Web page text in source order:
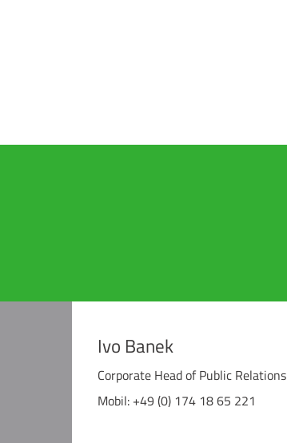
Ivo Banek
Corporate Head of Public Relations
Mobil: +49 (0) 174 18 65 221